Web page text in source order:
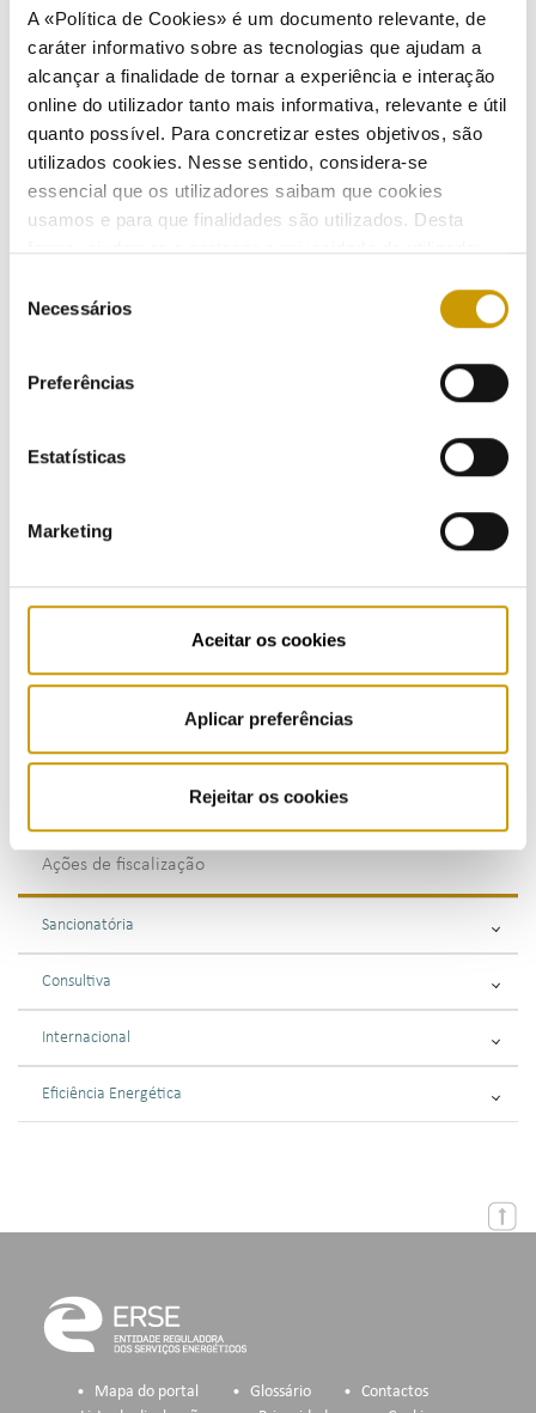
A «Política de Cookies» é um documento relevante, de
caráter informativo sobre as tecnologias que ajudam a
alcançar a finalidade de tornar a experiência e interação
online do utilizador tanto mais informativa, relevante e útil
quanto possível. Para concretizar estes objetivos, são
utilizados cookies. Nesse sentido, considera-se
essencial que os utilizadores saibam que cookies
usamos e para que finalidades são utilizados. Desta
forma, ajudamos a proteger a privacidade do utilizador,
simples possível de usar. Para obter mais informações
Necessários
Preferências
Estatísticas
Marketing
Aceitar os cookies
Aplicar preferências
Rejeitar os cookies
Regulamentos - eletricidade
Regulamentos - gás
Regulamentos - combustíveis e GPL
Supervisão
Consultas Públicas
Ações de fiscalização
Sancionatória
Consultiva
Internacional
Eficiência Energética
2025
2024
2023
Mapa do portal Glossário
Contactos